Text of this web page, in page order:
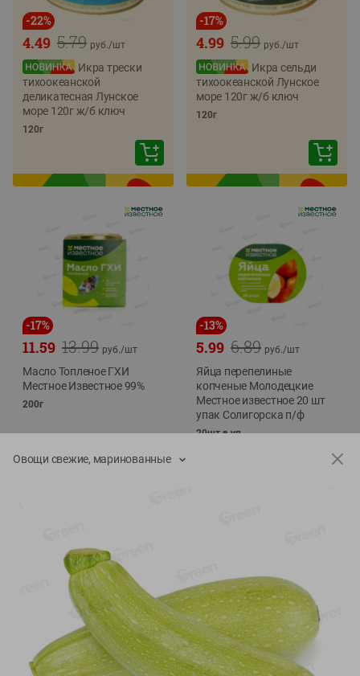
-22%
5.79
4.49 руб./шт
Икра трески
тихоокеанской
деликатесная Лунское
море 120г ж/б ключ
120г
-17%
5.99
4.99 руб./шт
Икра сельди
тихоокеанской Лунское
море 120г ж/б ключ
120г
-17%
13.99
11.59 руб./шт
Масло Топленое ГХИ
Местное Известное 99%
200г
-13%
6.89
5.99 руб./шт
Яйца перепелиные
копченые Молодецкие
Местное известное 20 шт
упак Солигорска п/ф
20шт в уп
Каталог товаров
Специально для вас
Овощи свежие, маринованные